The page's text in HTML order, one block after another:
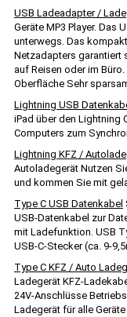
USB Ladeadapter /
Geräte MP3 Player. Das
unterwegs. Das
Netzadapters garantiert
auf Reisen oder im
Oberfläche Sehr
Lightning USB
iPad über den Lightning
Computers zum
Lightning KFZ /
Autoladegerät Nutzen
und kommen Sie mit
Type C USB Datenkabel
USB-Datenkabel zur
mit Ladefunktion. USB
USB-C-Stecker (ca. 9-
Type C KFZ / Auto
Ladegerät KFZ-
24V-Anschlüsse
Ladegerät für alle